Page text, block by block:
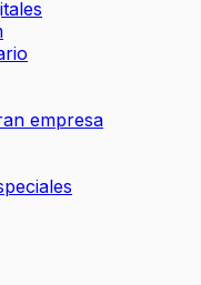
empresa